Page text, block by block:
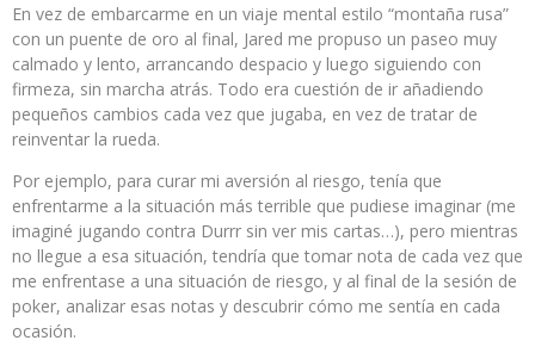
En vez de embarcarme en un viaje mental estilo “montaña rusa”
con un puente de oro al final, Jared me propuso un paseo muy
calmado y lento, arrancando despacio y luego siguiendo con
firmeza, sin marcha atrás. Todo era cuestión de ir añadiendo
pequeños cambios cada vez que jugaba, en vez de tratar de
reinventar la rueda.
Por ejemplo, para curar mi aversión al riesgo, tenía que
enfrentarme a la situación más terrible que pudiese imaginar (me
imaginé jugando contra Durrr sin ver mis cartas…), pero mientras
no llegue a esa situación, tendría que tomar nota de cada vez que
me enfrentase a una situación de riesgo, y al final de la sesión de
poker, analizar esas notas y descubrir cómo me sentía en cada
ocasión.